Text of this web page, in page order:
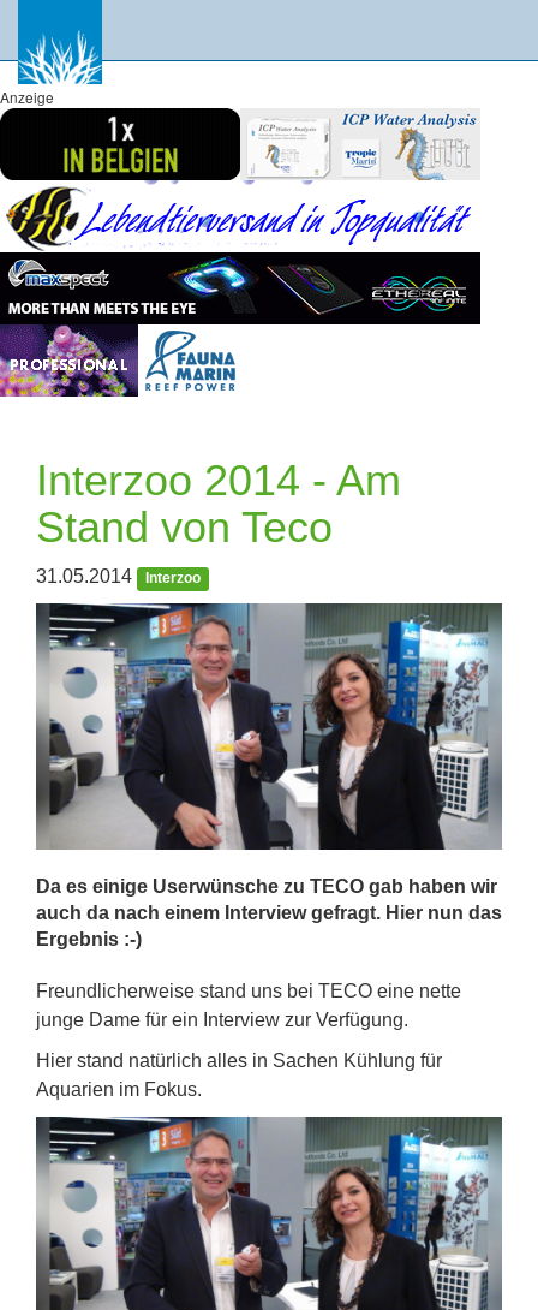
Anzeige
Interzoo 2014 - Am
Stand von Teco
31.05.2014 Interzoo
Da es einige Userwünsche zu TECO gab haben wir
auch da nach einem Interview gefragt. Hier nun das
Ergebnis :-)
Freundlicherweise stand uns bei TECO eine nette
junge Dame für ein Interview zur Verfügung.
Hier stand natürlich alles in Sachen Kühlung für
Aquarien im Fokus.